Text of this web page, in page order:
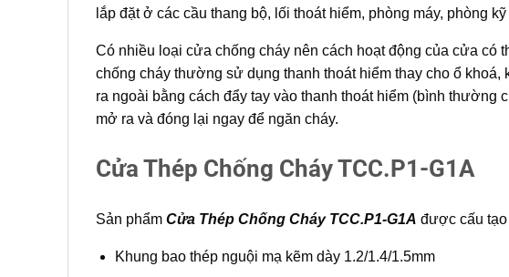
lắp đặt ở các cầu thang bộ, lối thoát hiểm, phòng máy, phòng
Có nhiều loại cửa chống cháy nên cách hoạt động của cửa có
chống cháy thường sử dụng thanh thoát hiểm thay cho ổ
ra ngoài bằng cách đẩy tay vào thanh thoát hiểm (bình
mở ra và đóng lại ngay để ngăn cháy.
Cửa Thép Chống Cháy TCC.P1-G1A
Sản phẩm Cửa Thép Chống Cháy TCC.P1-G1A được cấu tạo
Khung bao thép nguội mạ kẽm dày 1.2/1.4/1.5mm